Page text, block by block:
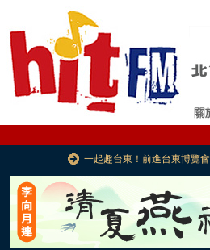
一起趣台東！前進台東博覽會